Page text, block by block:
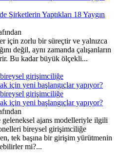
Şirketlerin Yaptıkları 18 Yaygın
için zorlu bir süreçtir ve yalnızca
değil, aynı zamanda çalışanların
Bu kadar büyük ölçekli...
girişimciliğe
için yeni başlangıçlar yapıyor?
girişimciliğe
için yeni başlangıçlar yapıyor?
geleneksel ajans modelleriyle ilgili
bireysel girişimciliğe
tek başına bir girişim yürütmenin
mi?...